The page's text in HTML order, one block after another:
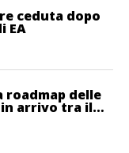
ceduta dopo
EA
roadmap delle
arrivo tra il